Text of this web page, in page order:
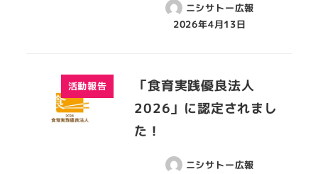
ニシサトー広報
2026年4月13日
活動報告
「食育実践優良法人
2026」に認定されまし
た！
ニシサトー広報